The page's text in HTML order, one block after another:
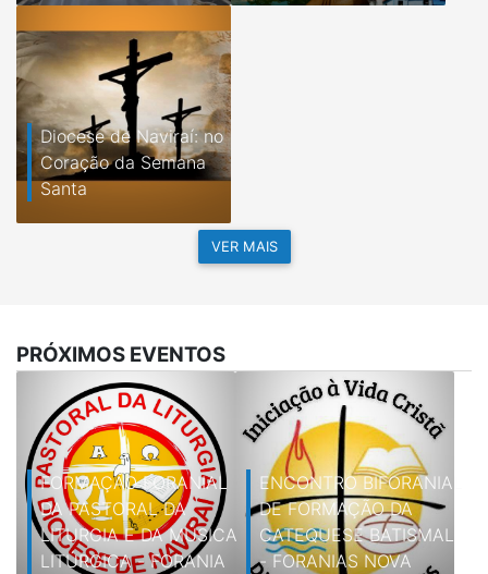
Diocese de Naviraí: no
Coração da Semana
Santa
VER MAIS
PRÓXIMOS EVENTOS
FORMAÇÃO FORANIAL
DA PASTORAL DA
LITURGIA E DA MÚSICA
LITÚRGICA - FORANIA
ENCONTRO BIFORANIAL
DE FORMAÇÃO DA
CATEQUESE BATISMAL
- FORANIAS NOVA